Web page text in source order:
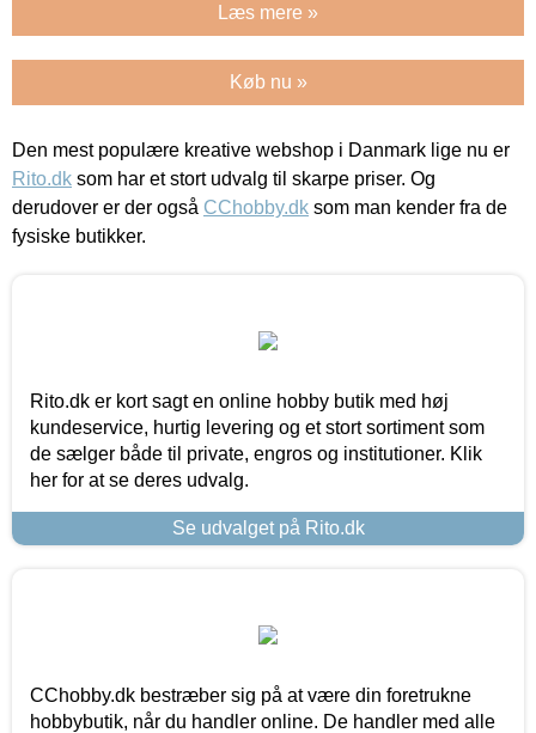
Læs mere »
Køb nu »
Den mest populære kreative webshop i Danmark lige nu er
Rito.dk som har et stort udvalg til skarpe priser. Og
derudover er der også CChobby.dk som man kender fra de
fysiske butikker.
Rito.dk er kort sagt en online hobby butik med høj
kundeservice, hurtig levering og et stort sortiment som
de sælger både til private, engros og institutioner. Klik
her for at se deres udvalg.
Se udvalget på Rito.dk
CChobby.dk bestræber sig på at være din foretrukne
hobbybutik, når du handler online. De handler med alle